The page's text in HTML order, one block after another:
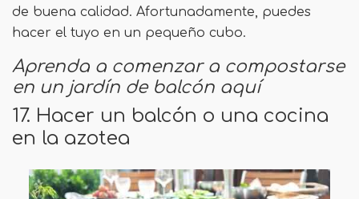
de buena calidad. Afortunadamente, puedes
hacer el tuyo en un pequeño cubo.
Aprenda a comenzar a compostarse
en un jardín de balcón aquí
17. Hacer un balcón o una cocina
en la azotea